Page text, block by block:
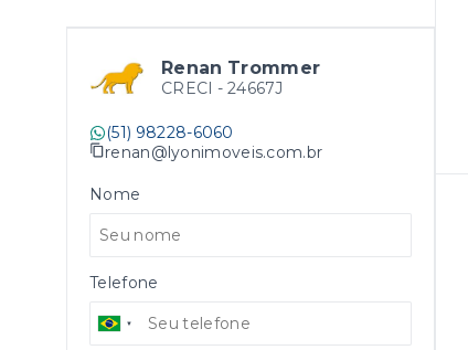
Renan Trommer
CRECI - 24667J
(51) 98228-6060
renan@lyonimoveis.com.br
Nome
Telefone